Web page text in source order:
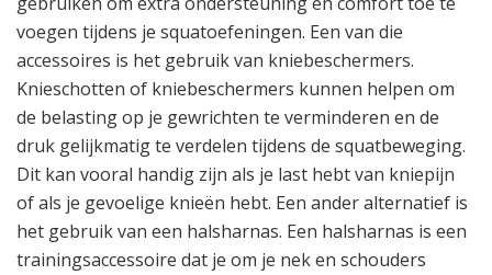
voegen tijdens je squatoefeningen. Een van die
accessoires is het gebruik van kniebeschermers.
Knieschotten of kniebeschermers kunnen helpen om
de belasting op je gewrichten te verminderen en de
druk gelijkmatig te verdelen tijdens de squatbeweging.
Dit kan vooral handig zijn als je last hebt van kniepijn
of als je gevoelige knieën hebt. Een ander alternatief is
het gebruik van een halsharnas. Een halsharnas is een
trainingsaccessoire dat je om je nek en schouders